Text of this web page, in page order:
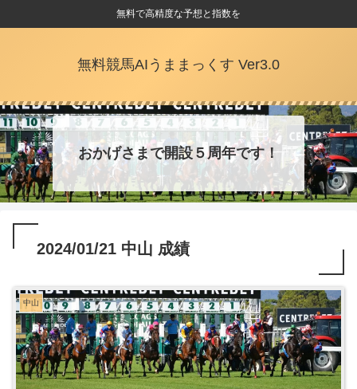
無料で高精度な予想と指数を
無料競馬AIうままっくす Ver3.0
おかげさまで開設５周年です！
2024/01/21 中山 成績
中山